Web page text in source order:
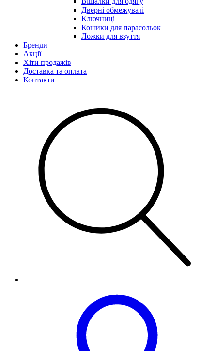
Дверні обмежувачі
Ключниці
Кошики для парасольок
Ложки для взуття
Бренди
Акції
Хіти продажів
Доставка та оплата
Контакти